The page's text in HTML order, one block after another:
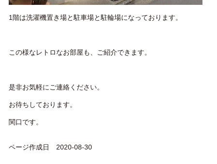
1階は洗濯機置き場と駐車場と駐輪場になっております。
この様なレトロなお部屋も、ご紹介できます。
是非お気軽にご連絡ください。
お待ちしております。
関口です。
ページ作成日 2020-08-30